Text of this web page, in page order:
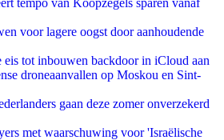
tempo van Koopzegels sparen vanaf
voor lagere oogst door aanhoudende
tot inbouwen backdoor in iCloud aan
droneaanvallen op Moskou en Sint-
gaan deze zomer onverzekerd
met waarschuwing voor 'Israëlische